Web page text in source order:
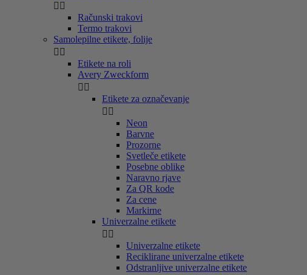
 
Računski trakovi
Termo trakovi
Samolepilne etikete, folije
 
Etikete na roli
Avery Zweckform
 
Etikete za označevanje
 
Neon
Barvne
Prozorne
Svetleče etikete
Posebne oblike
Naravno rjave
Za QR kode
Za cene
Markirne
Univerzalne etikete
 
Univerzalne etikete
Reciklirane univerzalne etikete
Odstranljive univerzalne etikete